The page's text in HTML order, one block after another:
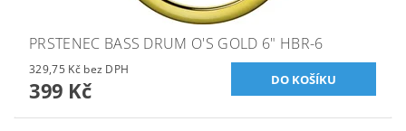
PRSTENEC BASS DRUM O'S GOLD 6" HBR-6
329,75 Kč bez DPH
399 Kč